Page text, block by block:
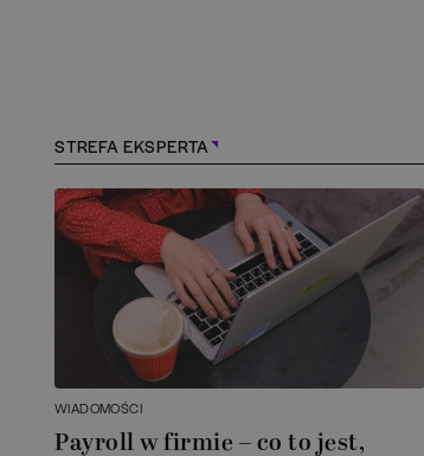
STREFA EKSPERTA
WIADOMOŚCI
Payroll w firmie – co to jest,